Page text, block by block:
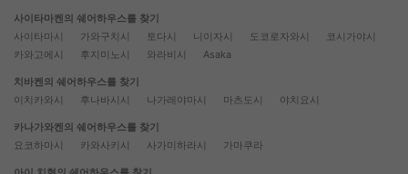
사이타마켄의 쉐어하우스를 찾기
사이타마시
가와구치시 토다시 니이자시 도코로자와시
코시가야시
카와고에시
후지미노시 와라비시 Asaka
치바켄의 쉐어하우스를 찾기
이치카와시
후나바시시 나가레야마시 마츠도시 야치요시
카나가와켄의 쉐어하우스를 찾기
요코하마시
카와사키시 사가미하라시 가마쿠라